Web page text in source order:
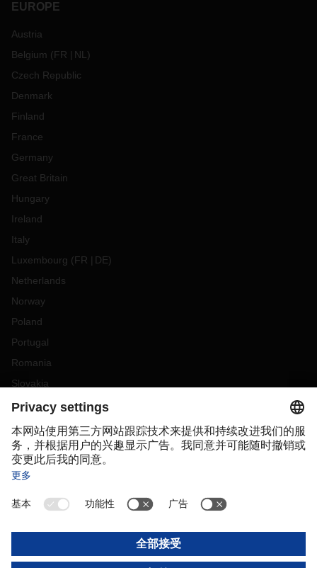
EUROPE
Austria
Belgium (FR NL )
Czech Republic
Denmark
Finland
France
Germany
Great Britain
Hungary
Ireland
Italy
Luxembourg (FR DE)
Netherlands
Norway
Poland
Portugal
Romania
Slovakia
Spain
Sweden
Switzerland(DE FR)
Turkey
OCEANIA